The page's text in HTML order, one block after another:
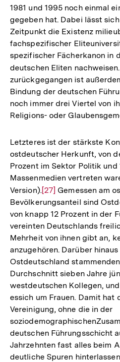
1981 und 1995 noch einmal
gegeben hat. Dabei lässt
Zeitpunkt die Existenz
fachspezifischer
spezifischer Fächerkanon in
deutschen Eliten nachweisen.
zurückgegangen ist
Bindung der deutschen
noch immer drei Viertel von
Religions- oder
Letzteres ist der stärkste
ostdeutscher Herkunft, von
Prozent im Sektor Politik und
Massenmedien vertreten
Version).Zur
Auflösung
der
Fußnote
[27] Gemessen am
Bevölkerungsanteil sind
von knapp 12 Prozent in der
vereinten Deutschlands
Mehrheit von ihnen gibt an,
anzugehören. Darüber
Ostdeutschland
Durchschnitt sieben Jahre
westdeutschen Kollegen,
essich um Frauen. Damit hat
Vereinigung, ohne die in der
deutschen Führungsschicht
Jahrzehnten fast alles beim
deutliche Spuren